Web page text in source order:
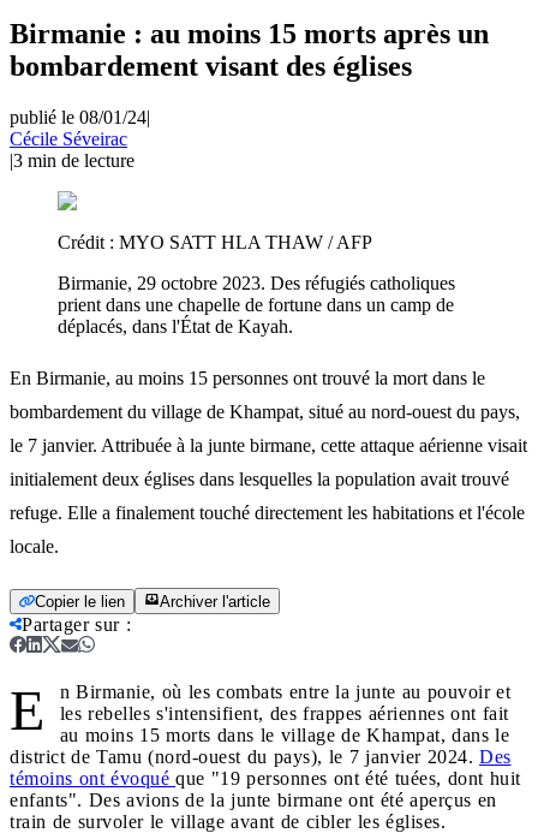
Birmanie : au moins 15 morts après un
bombardement visant des églises
publié le 08/01/24|
Cécile Séveirac
|3 min de lecture
Crédit : MYO SATT HLA THAW / AFP
Birmanie, 29 octobre 2023. Des réfugiés catholiques
prient dans une chapelle de fortune dans un camp de
déplacés, dans l'État de Kayah.
En Birmanie, au moins 15 personnes ont trouvé la mort dans le
bombardement du village de Khampat, situé au nord-ouest du pays,
le 7 janvier. Attribuée à la junte birmane, cette attaque aérienne visait
initialement deux églises dans lesquelles la population avait trouvé
refuge. Elle a finalement touché directement les habitations et l'école
locale.
Copier le lien Archiver l'article
Partager sur:
E
n Birmanie, où les combats entre la junte au pouvoir et
les rebelles s'intensifient, des frappes aériennes ont fait
au moins 15 morts dans le village de Khampat, dans le
district de Tamu (nord-ouest du pays), le 7 janvier 2024. Des
témoins ont évoqué que "19 personnes ont été tuées, dont huit
enfants". Des avions de la junte birmane ont été aperçus en
train de survoler le village avant de cibler les églises.